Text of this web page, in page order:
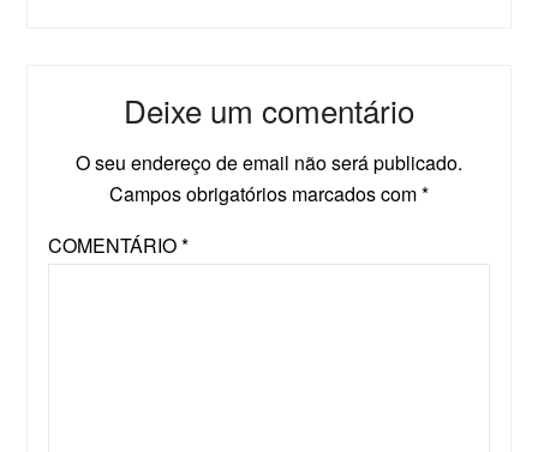
Deixe um comentário
O seu endereço de email não será publicado.
Campos obrigatórios marcados com*
COMENTÁRIO*